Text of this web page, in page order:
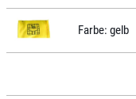
Farbe: gelb